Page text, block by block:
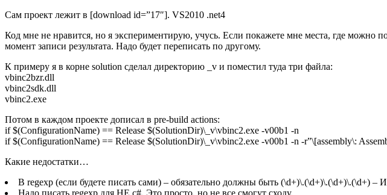
Сам проект лежит в [download id=”17″]. VS2010 .net4
Код мне не нравится, но я экспериментирую, учусь. Если покажете мне места, где можно
момент записи результата. Надо будет переписать по другому.
К примеру я в корне solution сделал директорию _v и поместил туда три файла:
vbinc2bzr.dll
vbinc2sdk.dll
vbinc2.exe
Потом в каждом проекте дописал в pre-build actions:
if $(ConfigurationName) == Release $(SolutionDir)\_v\vbinc2.exe -v00b1 -n
if $(ConfigurationName) == Release $(SolutionDir)\_v\vbinc2.exe -v00b1 -n -r”\[assembly\:
Какие недостатки…
В regexp (если будете писать сами) – обязательно должны быть (\d+)\.(\d+)\.(\d+)\.(\d+)
Надо писать regexp для НЕ c#. Это просто, но не все смогут сходу.